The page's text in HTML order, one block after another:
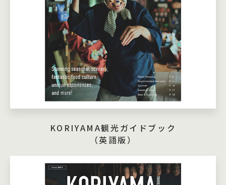
KORIYAMA観光ガイドブック
（英語版）